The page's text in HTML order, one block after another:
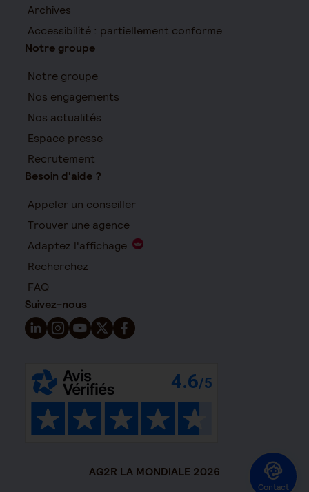
Contact
Archives
Accessibilité : partiellement conforme
Notre groupe
Notre groupe
Nos engagements
Nos actualités
Espace presse
Recrutement
Besoin d'aide ?
Appeler un conseiller
Trouver une agence
Adaptez l'affichage
Recherchez
FAQ
Suivez-nous
Suivez-nous sur LinkedIn - Nouvelle fenêtre
Suivez-nous sur Instagram - Nouvelle fenêtre
Suivez-nous sur YouTube - Nouvelle fenêtre
Suivez-nous sur X - Nouvelle fenêtre
Suivez-nous sur Facebook - Nouvelle
AG2R LA MONDIALE 2026